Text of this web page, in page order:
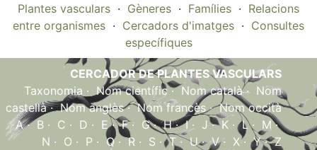
Plantes vasculars · Gèneres · Famílies · Relacions
entre organismes · Cercadors d'imatges · Consultes
específiques
CERCADOR DE PLANTES VASCULARS
Taxonomia · Nom científic·Nom català· Nom
castellà·Nom anglès·Nom francès·Nom occità
A·B · C · D · E·F· G·H·I· J ·K ·L· M·
N · O · P · Q·R · S ·T ·U·V· X·Y·Z